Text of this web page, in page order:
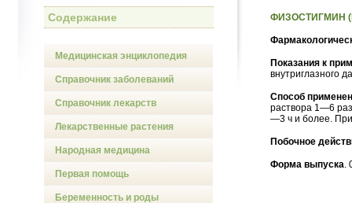
Содержание
Медицинская энциклопедия
Справочник заболеваний
Справочник лекарств
Лекарственные растения
Народная медицина
Первая помощь
Беременность и роды
ФИЗОСТИГМИН
Показания к
внутриглазного
Способ
раствора 1—6
—3 ч и более. При
Побочное
Форма выпуска.